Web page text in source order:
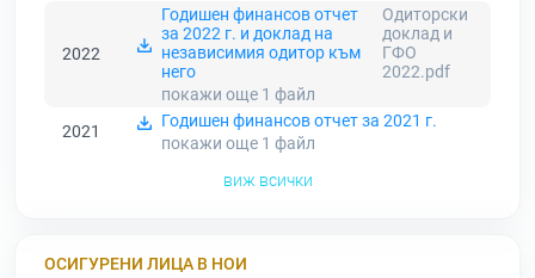
2022
Годишен финансов отчет
за 2022 г. и доклад на
независимия одитор към
него
Одиторски
доклад и
ГФО
2022.pdf
покажи още 1 файл
2021
Годишен финансов отчет за 2021 г.
покажи още 1 файл
виж всички
ОСИГУРЕНИ ЛИЦА В НОИ